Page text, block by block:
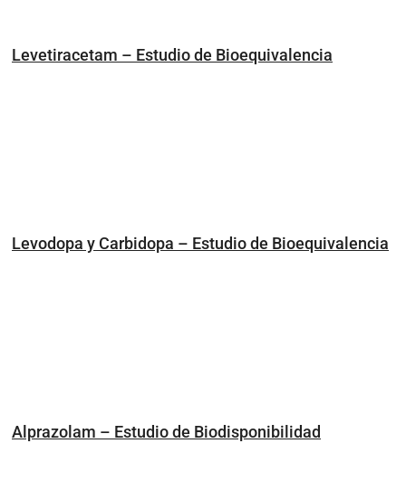
Levetiracetam – Estudio de Bioequivalencia
Levodopa y Carbidopa – Estudio de Bioequivalencia
Alprazolam – Estudio de Biodisponibilidad